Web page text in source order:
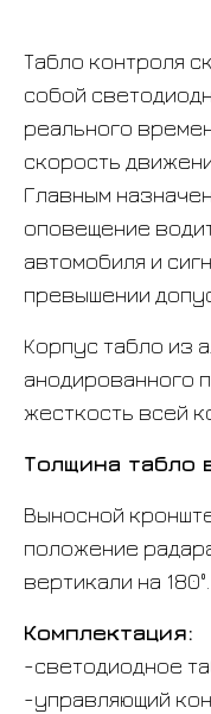
Табло контроля
собой
реального
скорость
Главным
оповещение
автомобиля и
превышении
Корпус табло из
анодированного
жесткость всей
Толщина табло
Выносной
положение
вертикали на 180°.
Комплектация:
-светодиодное
-управляющий